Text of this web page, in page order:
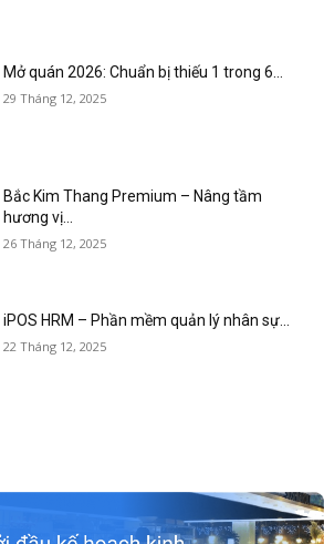
Mở quán 2026: Chuẩn bị thiếu 1 trong 6...
29 Tháng 12, 2025
Bắc Kim Thang Premium – Nâng tầm
hương vị...
26 Tháng 12, 2025
iPOS HRM – Phần mềm quản lý nhân sự...
22 Tháng 12, 2025